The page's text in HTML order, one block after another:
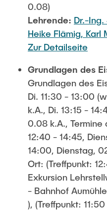
0.08)
Lehrende: Dr.-
Heike Flämig, Karl
Zur Detailseite
Grundlagen des
Grundlagen des
Di. 11:30 - 13:00
k.A., Di. 13:15 -
0.08 k.A.,
12:40 - 14:45,
14:00, Dienstag,
Ort: (Treffpunkt:
Exkursion
- Bahnhof
), (Treffpunkt: